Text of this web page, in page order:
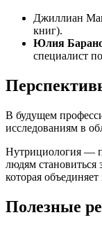
Джиллиан
книг).
Юлия
специалист
В будущем
исследованиям в
Нутрициология —
людям становиться
которая
Полезные